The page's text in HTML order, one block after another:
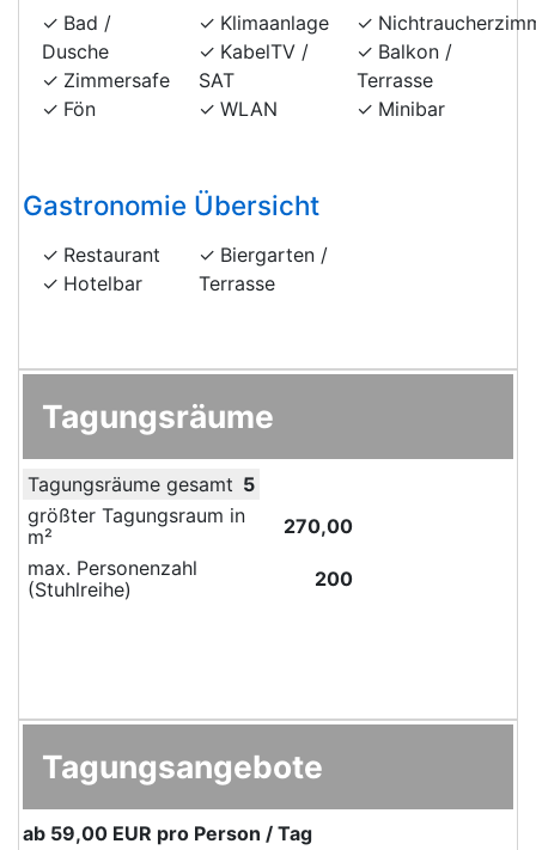
Bad /
Dusche
Zimmersafe
Fön
Klimaanlage
KabelTV /
SAT
WLAN
Balkon /
Terrasse
Minibar
Gastronomie Übersicht
Restaurant
Hotelbar
Biergarten /
Terrasse
Tagungsräume
Tagungsräume gesamt 5
größter Tagungsraum in
m²
270,00
max. Personenzahl
(Stuhlreihe)
200
Tagungsangebote
ab 59,00 EUR pro Person / Tag